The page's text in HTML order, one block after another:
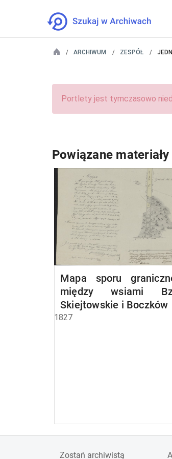
ARCHIWUM ZESPÓŁ
Portlety jest tymczasowo
Powiązane materiały
Mapa sporu
między wsiami
Skiejtowskie i Boczków
1827
Zostań archiwistą